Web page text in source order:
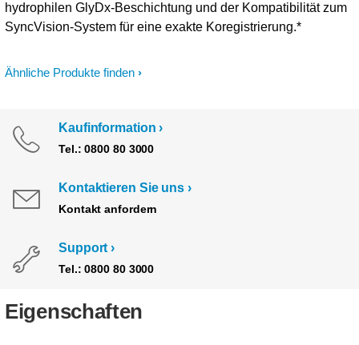
Ähnliche Produkte finden
hydrophilen GlyDx-Beschichtung und der Kompatibilität zum
SyncVision-System für eine exakte Koregistrierung.*
Kaufinformation
Tel.: 0800 80 3000
Kontaktieren Sie uns
Kontakt anfordern
Support
Tel.: 0800 80 3000
Eigenschaften